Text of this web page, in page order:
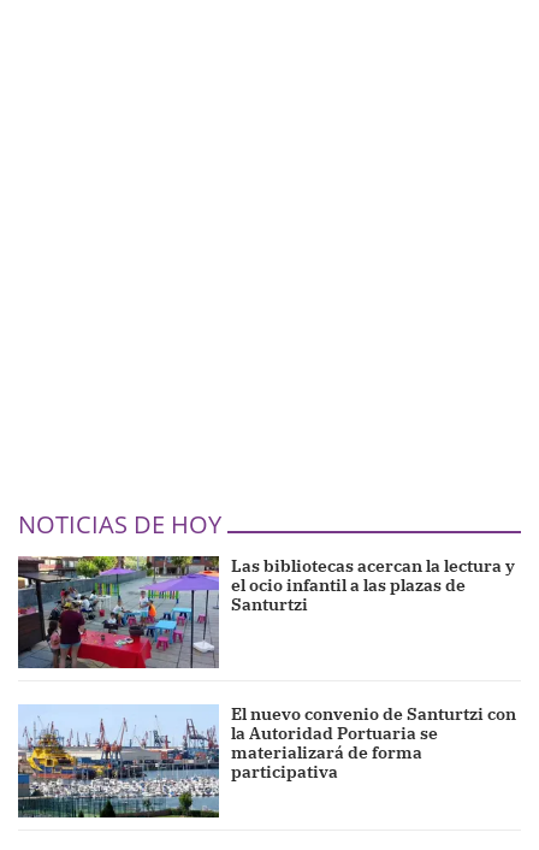
NOTICIAS DE HOY
Las bibliotecas acercan la lectura y
el ocio infantil a las plazas de
Santurtzi
El nuevo convenio de Santurtzi con
la Autoridad Portuaria se
materializará de forma
participativa